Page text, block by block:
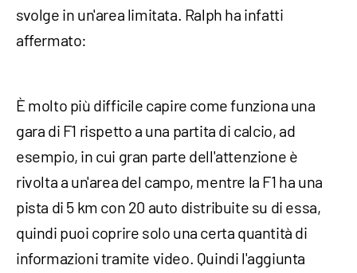
svolge in un'area limitata. Ralph ha infatti
affermato:
È molto più difficile capire come funziona una
gara di F1 rispetto a una partita di calcio, ad
esempio, in cui gran parte dell'attenzione è
rivolta a un'area del campo, mentre la F1 ha una
pista di 5 km con 20 auto distribuite su di essa,
quindi puoi coprire solo una certa quantità di
informazioni tramite video. Quindi l'aggiunta